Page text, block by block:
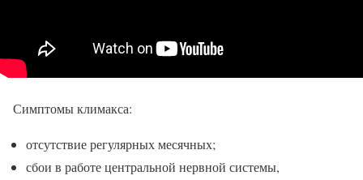
Симптомы климакса:
отсутствие регулярных месячных;
сбои в работе центральной нервной системы,